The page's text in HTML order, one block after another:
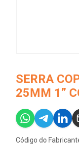
SERRA
25MM 1”
Código do